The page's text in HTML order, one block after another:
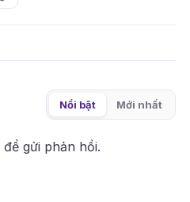
Nổi bật Mới nhất
để gửi phản hồi.